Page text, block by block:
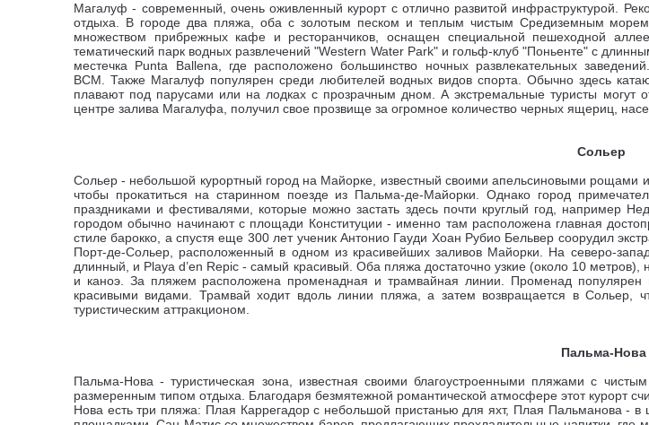
Магалуф - современный, очень оживленный курорт с отлично развитой инфраструктурой.
отдыха. В городе два пляжа, оба с золотым песком и теплым чистым Средиземным
множеством прибрежных кафе и ресторанчиков, оснащен специальной пешеходной
тематический парк водных развлечений "Western Water Park" и гольф-клуб "Поньенте" с
местечка Punta Ballena, где расположено большинство ночных развлекательных
BCM. Также Магалуф популярен среди любителей водных видов спорта. Обычно здесь
плавают под парусами или на лодках с прозрачным дном. А экстремальные туристы
центре залива Магалуфа, получил свое прозвище за огромное количество черных ящериц,
Сольер
Сольер - небольшой курортный город на Майорке, известный своими апельсиновыми рощами
чтобы прокатиться на старинном поезде из Пальма-де-Майорки. Однако город
праздниками и фестивалями, которые можно застать здесь почти круглый год, например Н
городом обычно начинают с площади Конституции - именно там расположена главная
стиле барокко, а спустя еще 300 лет ученик Антонио Гауди Хоан Рубио Бельвер соорудил
Порт-де-Сольер, расположенный в одном из красивейших заливов Майорки. На северо-
длинный, и Playa d’en Repic - самый красивый. Оба пляжа достаточно узкие (около 10 метров),
и каноэ. За пляжем расположена променадная и трамвайная линии. Променад популярен
красивыми видами. Трамвай ходит вдоль линии пляжа, а затем возвращается в
туристическим аттракционом.
Пальма-Нова
Пальма-Нова - туристическая зона, известная своими благоустроенными пляжами с
размеренным типом отдыха. Благодаря безмятежной романтической атмосфере этот курорт
Нова есть три пляжа: Плая Каррегадор с небольшой пристанью для яхт, Плая Пальманова - в